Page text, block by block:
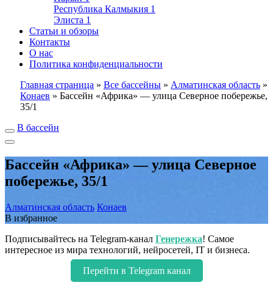
Республика Калмыкия 1
Элиста 1
Статьи и обзоры
Контакты
О нас
Политика конфиденциальности
Главная страница » Все бассейны » Алматинская область »
Конаев » Бассейн «Африка» — улица Северное побережье,
35/1
В бассейн
Бассейн «Африка» — улица Северное
побережье, 35/1
Алматинская область Конаев
В избранное
Подписывайтесь на Telegram-канал Генережка! Самое
интересное из мира технологий, нейросетей, IT и бизнеса.
Перейти в Telegram канал